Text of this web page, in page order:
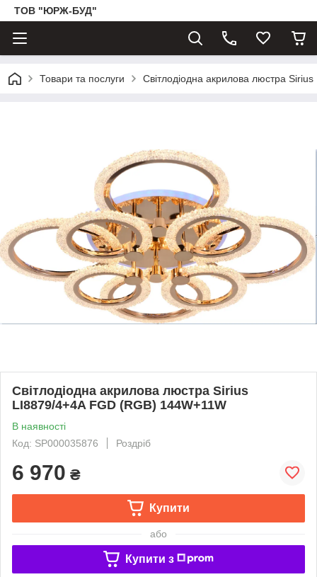
ТОВ "ЮРЖ-БУД"
Товари та послуги Світлодіодна акрилова люстра
Світлодіодна акрилова люстра Sirius
LI8879/4+4A FGD (RGB) 144W+11W
В наявності
Код: SP000035876
Роздріб
6 970 ₴
Купити
або
Купити з